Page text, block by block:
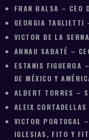
FRAN BALSA – CEO
GEORGIA TAGLIETTI
VICTOR DE LA
ARNAU SABATÉ –
ESTANIS FIGUEROA
DE MÉXICO Y
ALBERT TORRES –
ALEIX
VICTOR PORTUGAL
IGLESIAS, FITO Y